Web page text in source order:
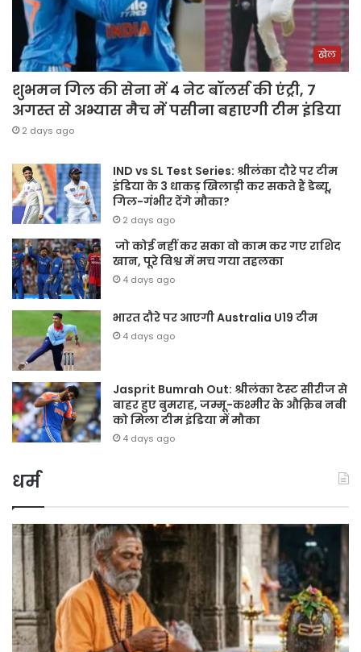
खेल
शुभमन गिल की सेना में 4 नेट बॉलर्स की एंट्री, 7
अगस्त से अभ्यास मैच में पसीना बहाएगी टीम इंडिया
2 days ago
IND vs SL Test Series: श्रीलंका दौरे पर टीम
इंडिया के 3 धाकड़ खिलाड़ी कर सकते हैं डेब्यू,
गिल-गंभीर देंगे मौका?
2 days ago
जो कोई नहीं कर सका वो काम कर गए राशिद
खान, पूरे विश्व में मच गया तहलका
4 days ago
भारत दौरे पर आएगी Australia U19 टीम
4 days ago
Jasprit Bumrah Out: श्रीलंका टेस्ट सीरीज से
बाहर हुए बुमराह, जम्मू-कश्मीर के औक़िब नबी
को मिला टीम इंडिया में मौका
4 days ago
धर्म